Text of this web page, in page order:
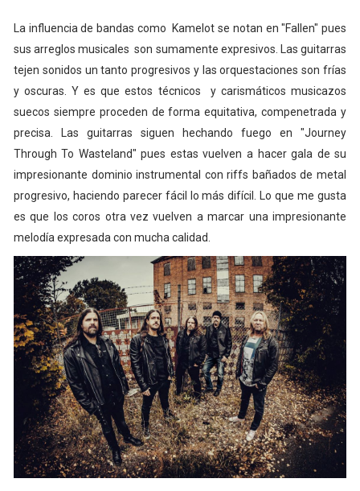
La influencia de bandas como Kamelot se notan en "Fallen" pues
sus arreglos musicales son sumamente expresivos. Las guitarras
tejen sonidos un tanto progresivos y las orquestaciones son frías
y oscuras. Y es que estos técnicos y carismáticos musicazos
suecos siempre proceden de forma equitativa, compenetrada y
precisa. Las guitarras siguen hechando fuego en "Journey
Through To Wasteland" pues estas vuelven a hacer gala de su
impresionante dominio instrumental con riffs bañados de metal
progresivo, haciendo parecer fácil lo más difícil. Lo que me gusta
es que los coros otra vez vuelven a marcar una impresionante
melodía expresada con mucha calidad.